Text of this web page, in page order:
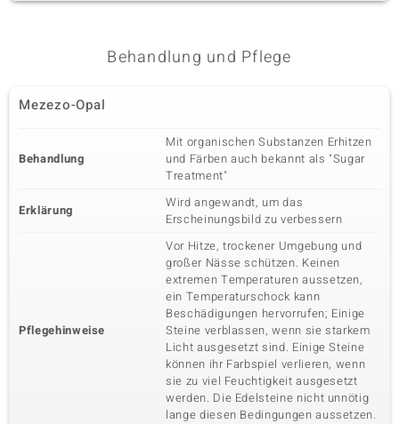
Karatgewicht Summe Schliff
Rundschliff
Krappenfassung
Fünfter Edelstein
Zirkon 5 à 1,5 mm
Schliff
Rundschliff
Herkunft
Kambodscha
Behandlung und Pflege
Mezezo-Opal
Behandlung
Mit organischen Substanzen Erhitzen
und Färben auch bekannt als "Sugar
Treatment"
Erklärung
Wird angewandt, um das
Erscheinungsbild zu verbessern
Pflegehinweise
Vor Hitze, trockener Umgebung und
großer Nässe schützen. Keinen
extremen Temperaturen aussetzen,
ein Temperaturschock kann
Beschädigungen hervorrufen; Einige
Steine verblassen, wenn sie starkem
Licht ausgesetzt sind. Einige Steine
können ihr Farbspiel verlieren, wenn
sie zu viel Feuchtigkeit ausgesetzt
werden. Die Edelsteine nicht unnötig
lange diesen Bedingungen aussetzen.